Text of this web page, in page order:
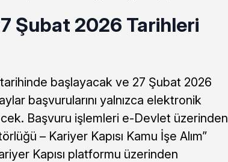
Şubat 2026 Tarihleri
başlayacak ve 27 Şubat 2026
başvurularını yalnızca elektronik
Başvuru işlemleri e-Devlet üzerinden
– Kariyer Kapısı Kamu İşe Alım”
Kapısı platformu üzerinden